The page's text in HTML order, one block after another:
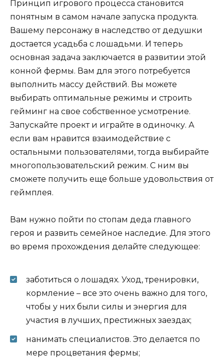
Принцип игрового процесса становится
понятным в самом начале запуска продукта.
Вашему персонажу в наследство от дедушки
достается усадьба с лошадьми. И теперь
основная задача заключается в развитии этой
конной фермы. Вам для этого потребуется
выполнить массу действий. Вы можете
выбирать оптимальные режимы и строить
гейминг на свое собственное усмотрение.
Запускайте проект и играйте в одиночку. А
если вам нравится взаимодействие с
остальными пользователями, тогда выбирайте
многопользовательский режим. С ним вы
сможете получить еще больше удовольствия от
геймплея.
Вам нужно пойти по стопам деда главного
героя и развить семейное наследие. Для этого
во время прохождения делайте следующее:
заботиться о лошадях. Уход, тренировки,
кормление – все это очень важно для того,
чтобы у них были силы и энергия для
участия в лучших, престижных заездах;
нанимать специалистов. Это делается по
мере процветания фермы;